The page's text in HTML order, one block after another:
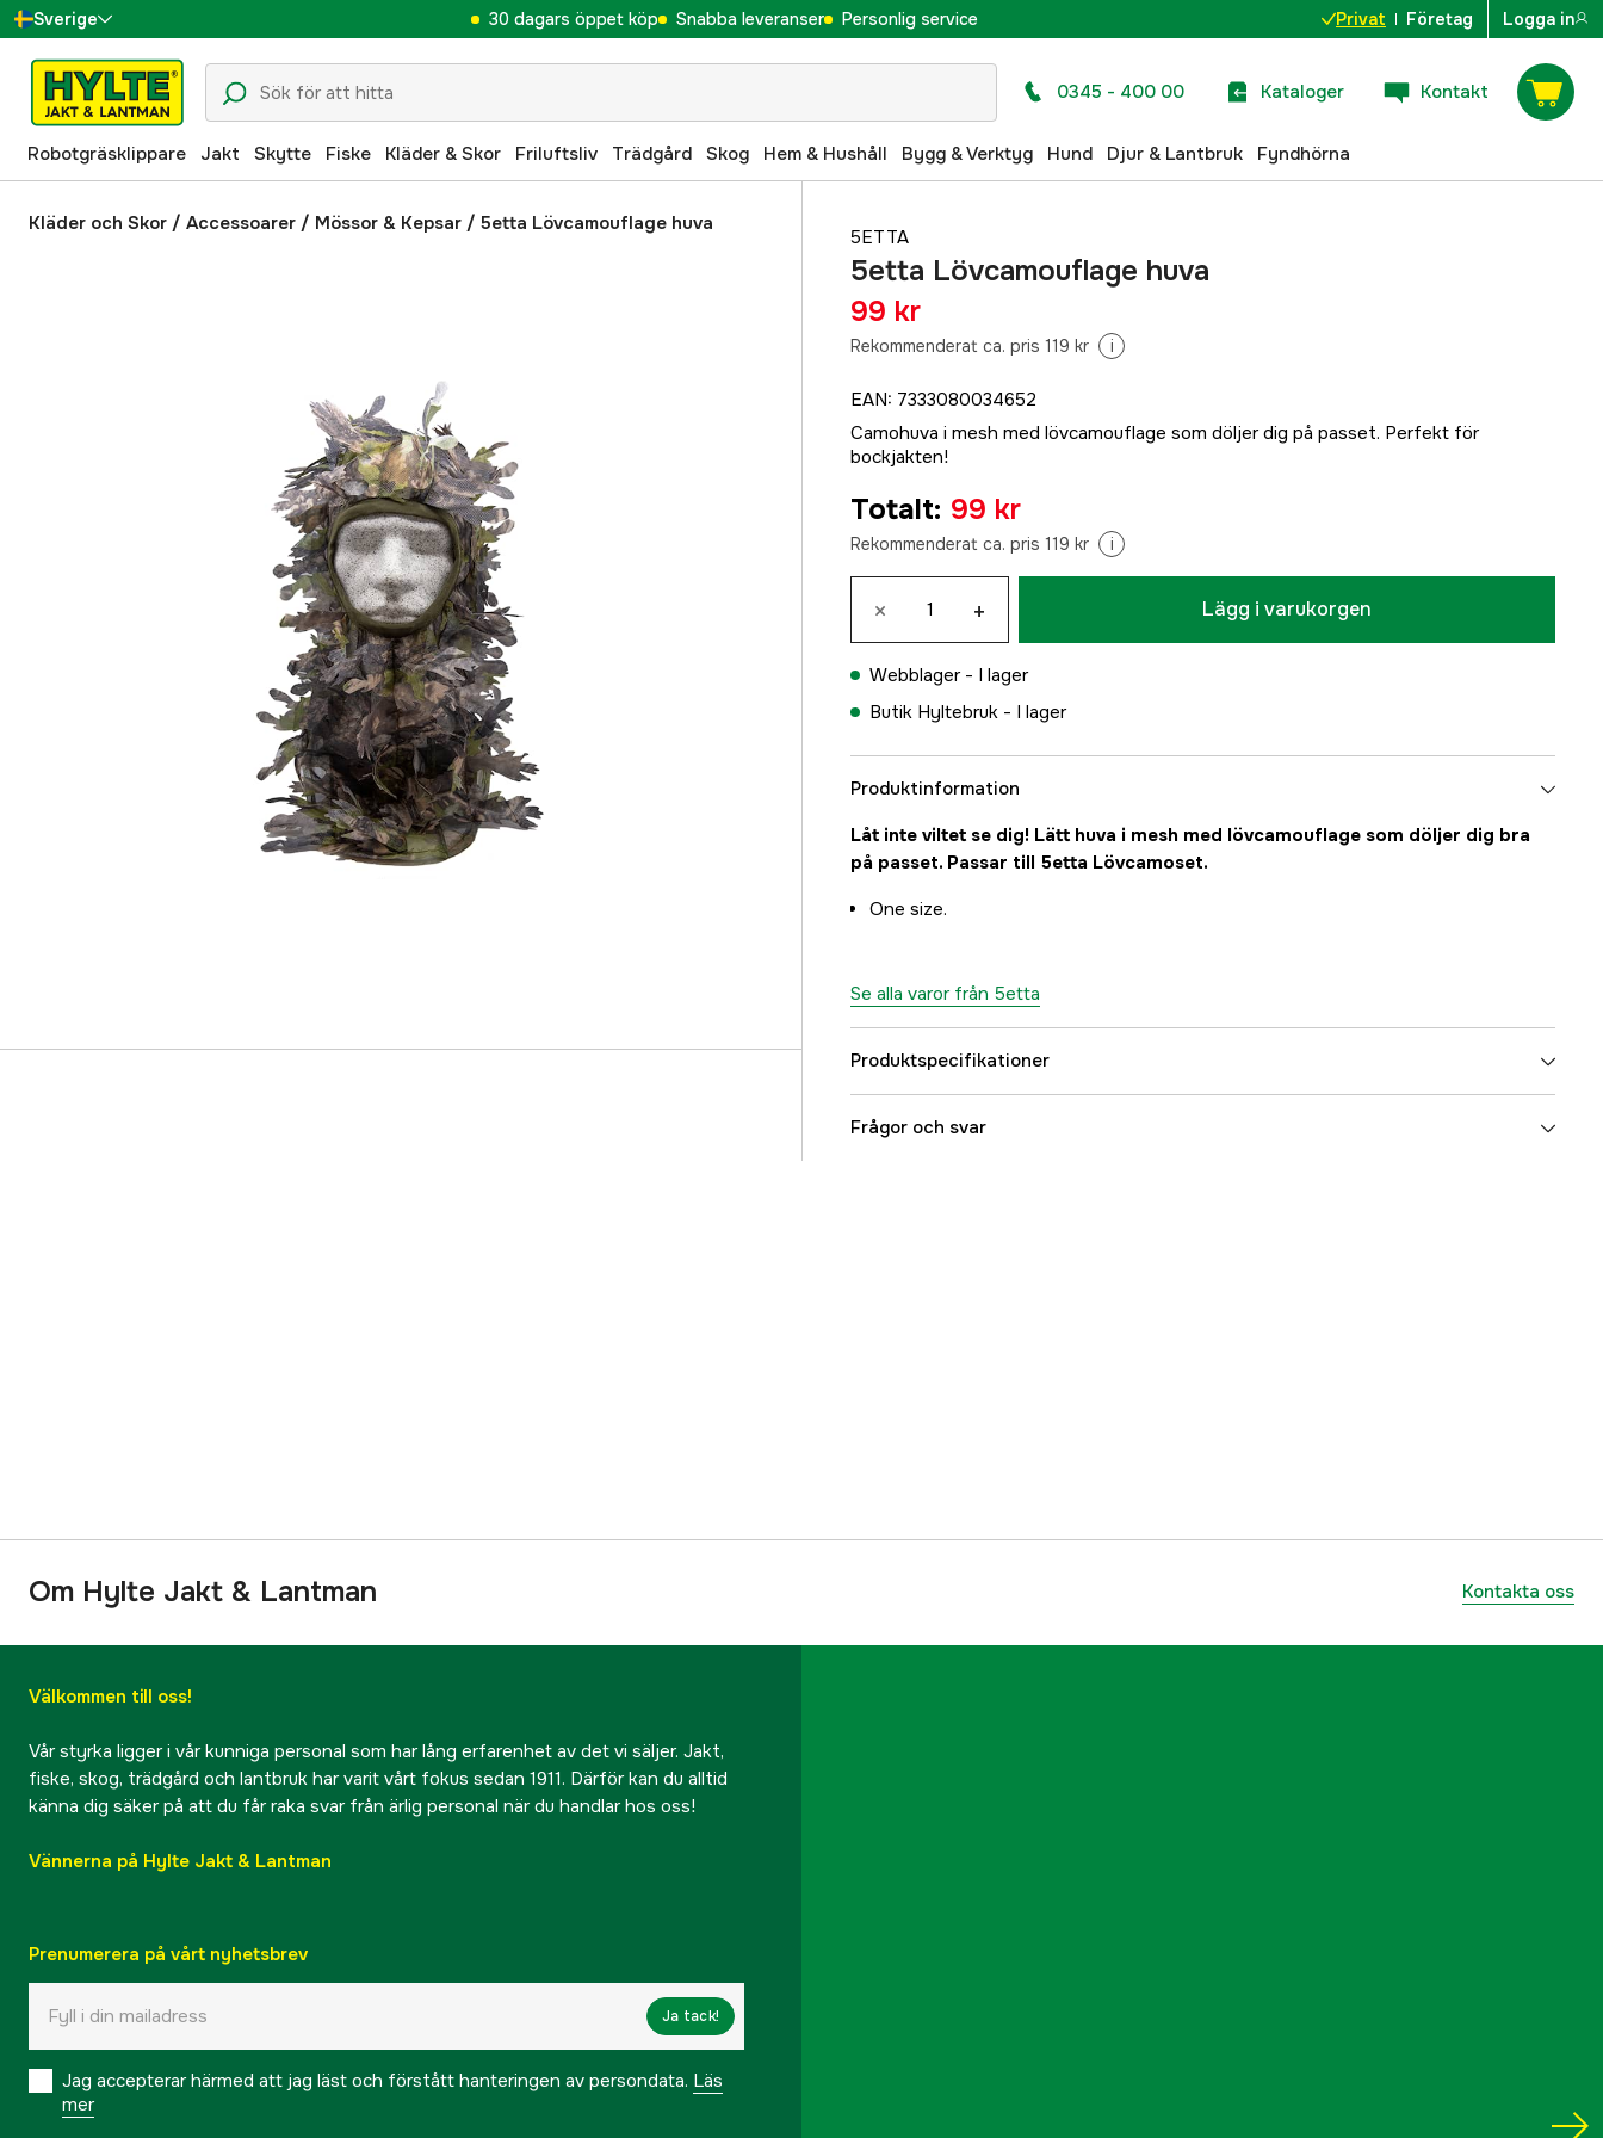
Sverige
Danmark
Suomi
Norge
Deutschland
30 dagars öppet köp Snabba leveranser Personlig service Privat Företag Logga in
0345 - 400 00 Kataloger Kontakt
Robotgräsklippare Jakt Skytte Fiske Kläder & Skor Friluftsliv Trädgård Skog Hem & Hushåll Bygg & Verktyg Hund Djur & Lantbruk Fyndhörna
Kläder och Skor / Accessoarer / Mössor & Kepsar / 5etta Lövcamouflage huva
5ETTA
5etta Lövcamouflage huva
99 kr
Rekommenderat ca. pris 119 kr i
EAN: 7333080034652
Camohuva i mesh med lövcamouflage som döljer dig på passet. Perfekt för
bockjakten!
Totalt: 99 kr
Rekommenderat ca. pris 119 kr i
× + Lägg i varukorgen
Webblager - I lager
Butik Hyltebruk - I lager
Produktinformation
Låt inte viltet se dig! Lätt huva i mesh med lövcamouflage som döljer dig bra
på passet. Passar till 5etta Lövcamoset.
One size.
Se alla varor från 5etta
Produktspecifikationer
Färgton
Frågor och svar
Om Hylte Jakt & Lantman Kontakta oss
Välkommen till oss!
Vår styrka ligger i vår kunniga personal som har lång erfarenhet av det vi säljer. Jakt,
fiske, skog, trädgård och lantbruk har varit vårt fokus sedan 1911. Därför kan du alltid
känna dig säker på att du får raka svar från ärlig personal när du handlar hos oss!
Vännerna på Hylte Jakt & Lantman
Prenumerera på vårt nyhetsbrev
Ja tack!
Jag accepterar härmed att jag läst och förstått hanteringen av persondata. Läs
mer